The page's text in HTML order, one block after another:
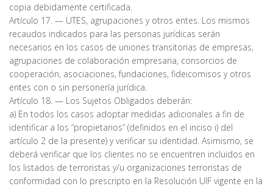
copia debidamente certificada.
Artículo 17. — UTES, agrupaciones y otros entes. Los mismos
recaudos indicados para las personas jurídicas serán
necesarios en los casos de uniones transitorias de empresas,
agrupaciones de colaboración empresaria, consorcios de
cooperación, asociaciones, fundaciones, fideicomisos y otros
entes con o sin personería jurídica.
Artículo 18. — Los Sujetos Obligados deberán:
a) En todos los casos adoptar medidas adicionales a fin de
identificar a los “propietarios” (definidos en el inciso i) del
artículo 2 de la presente) y verificar su identidad. Asimismo, se
deberá verificar que los clientes no se encuentren incluidos en
los listados de terroristas y/u organizaciones terroristas de
conformidad con lo prescripto en la Resolución UIF vigente en la